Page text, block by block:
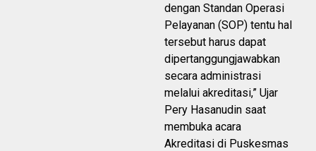
dengan Standan Operasi
Pelayanan (SOP) tentu hal
tersebut harus dapat
dipertanggungjawabkan
secara administrasi
melalui akreditasi,” Ujar
Pery Hasanudin saat
membuka acara
Akreditasi di Puskesmas